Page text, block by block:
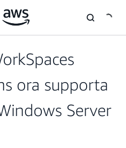
ora supporta
Server